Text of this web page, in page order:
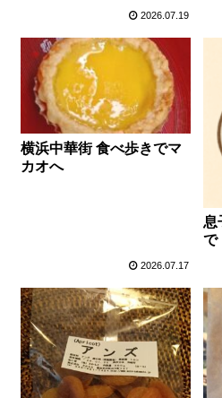
2026.07.19
横浜中華街 食べ歩きでマ
カオへ
2026.07.17
息
で